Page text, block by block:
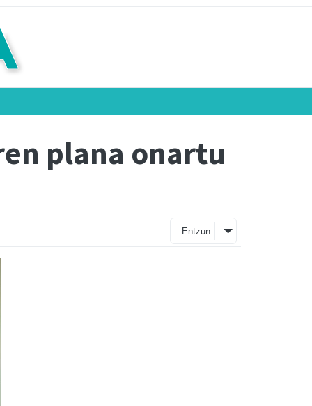
plana onartu
Entzun